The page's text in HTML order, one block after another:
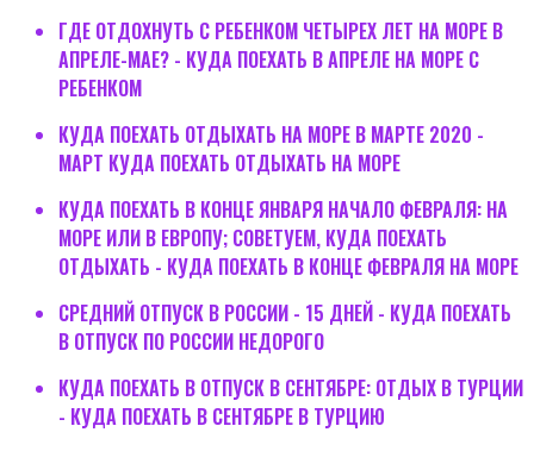
ГДЕ ОТДОХНУТЬ С РЕБЕНКОМ ЧЕТЫРЕХ ЛЕТ НА МОРЕ В
АПРЕЛЕ-МАЕ? - КУДА ПОЕХАТЬ В АПРЕЛЕ НА МОРЕ С
РЕБЕНКОМ
КУДА ПОЕХАТЬ ОТДЫХАТЬ НА МОРЕ В МАРТЕ 2020 -
МАРТ КУДА ПОЕХАТЬ ОТДЫХАТЬ НА МОРЕ
КУДА ПОЕХАТЬ В КОНЦЕ ЯНВАРЯ НАЧАЛО ФЕВРАЛЯ: НА
МОРЕ ИЛИ В ЕВРОПУ; СОВЕТУЕМ, КУДА ПОЕХАТЬ
ОТДЫХАТЬ - КУДА ПОЕХАТЬ В КОНЦЕ ФЕВРАЛЯ НА МОРЕ
СРЕДНИЙ ОТПУСК В РОССИИ - 15 ДНЕЙ - КУДА ПОЕХАТЬ
В ОТПУСК ПО РОССИИ НЕДОРОГО
КУДА ПОЕХАТЬ В ОТПУСК В СЕНТЯБРЕ: ОТДЫХ В ТУРЦИИ
- КУДА ПОЕХАТЬ В СЕНТЯБРЕ В ТУРЦИЮ